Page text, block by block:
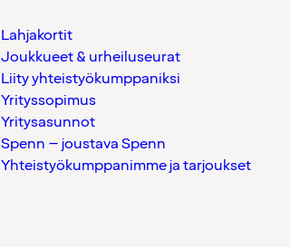
Lahjakortit
Joukkueet & urheiluseurat
Liity yhteistyökumppaniksi
Yrityssopimus
Yritysasunnot
Spenn – joustava Spenn
Yhteistyökumppanimme ja tarjoukset